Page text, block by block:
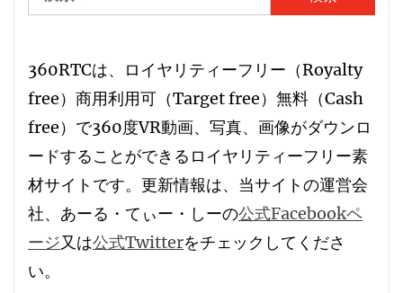
索:
360RTCは、 ロイヤリティーフリー （Royalty
free） 商用利用可 （Target free） 無料 （Cash
free）で360度VR動画、写真、画像がダウンロ
ードすることができる ロイヤリティーフリー素
材サイト です。更新情報は、当サイトの運営会
社、あーる・てぃー・しーの公式Facebookペ
ージ又は公式Twitterをチェックしてくださ
い。